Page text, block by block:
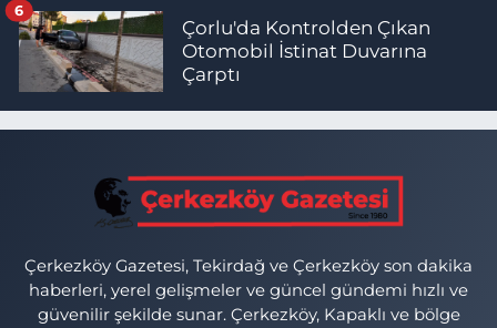
Çorlu'da Kontrolden Çıkan
Otomobil İstinat Duvarına
Çarptı
6
Çerkezköy Gazetesi, Tekirdağ ve Çerkezköy son dakika
haberleri, yerel gelişmeler ve güncel gündemi hızlı ve
güvenilir şekilde sunar. Çerkezköy, Kapaklı ve bölge